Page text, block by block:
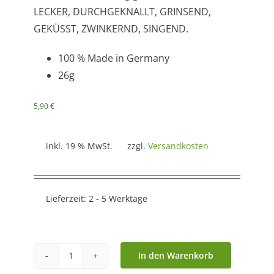
LECKER, DURCHGEKNALLT, GRINSEND,
GEKÜSST, ZWINKERND, SINGEND.
100 % Made in Germany
26g
5,90€
inkl. 19 % MwSt. zzgl. Versandkosten
Lieferzeit: 2 - 5 Werktage
Magnet
In den Warenkorb